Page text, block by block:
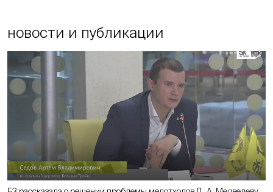
новости и публикации